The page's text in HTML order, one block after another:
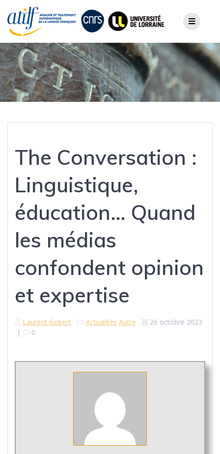
content
The Conversation :
Linguistique,
éducation… Quand
les médias
confondent opinion
et expertise
Laurent Gobert Actualités Autre
26 octobre 2023
|
0